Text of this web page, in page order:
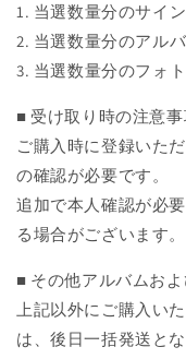
1. 当選数量分のサイ
2. 当選数量分のアル
3. 当選数量分のフォ
■ 受け取り時の注意
ご購入時に登録いた
の確認が必要です。
追加で本人確認が必
る場合がございます。
■ その他アルバムお
上記以外にご購入い
は、後日一括発送とな